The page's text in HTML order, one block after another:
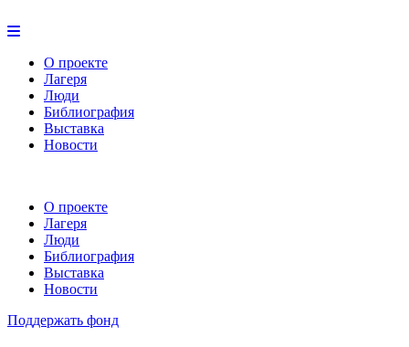
О проекте
Лагеря
Люди
Библиография
Выставка
Новости
О проекте
Лагеря
Люди
Библиография
Выставка
Новости
Поддержать фонд